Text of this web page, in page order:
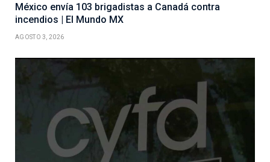
México envía 103 brigadistas a Canadá contra
incendios | El Mundo MX
AGOSTO 3, 2026